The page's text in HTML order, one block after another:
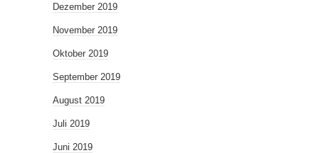
Dezember 2019
November 2019
Oktober 2019
September 2019
August 2019
Juli 2019
Juni 2019